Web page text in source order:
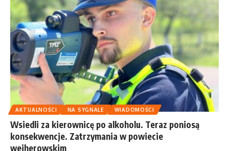
AKTUALNOŚCI NA SYGNALE WIADOMOŚCI
Wsiedli za kierownicę po alkoholu. Teraz poniosą
konsekwencje. Zatrzymania w powiecie
wejherowskim